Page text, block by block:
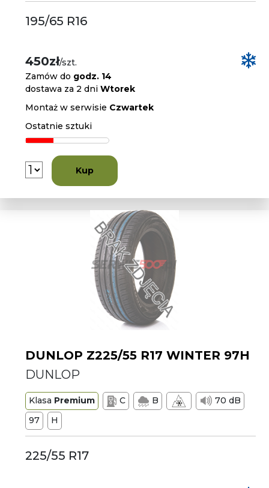
195/65 R16
450zł/szt.
Zamów do godz. 14
dostawa za 2 dniWtorek
Montaż w serwisie Czwartek
Ostatnie sztuki
Kup
DUNLOP Z225/55 R17 WINTER 97H
DUNLOP
Klasa Premium C B
70 dB
97
H
225/55 R17